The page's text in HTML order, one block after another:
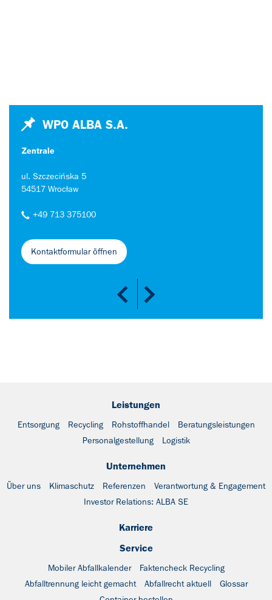
WPO ALBA S.A.
Zentrale
ul. Szczecińska 5
54517 Wrocław
+49 713 375100
Kontaktformular öffnen
Leistungen
Entsorgung Recycling Rohstoffhandel
Beratungsleistungen
Personalgestellung
Logistik
Unternehmen
Über uns Klimaschutz Referenzen
Verantwortung & Engagement
Investor Relations: ALBA SE
Karriere
Service
Mobiler Abfallkalender
Faktencheck Recycling
Abfalltrennung leicht gemacht
Abfallrecht aktuell
Glossar